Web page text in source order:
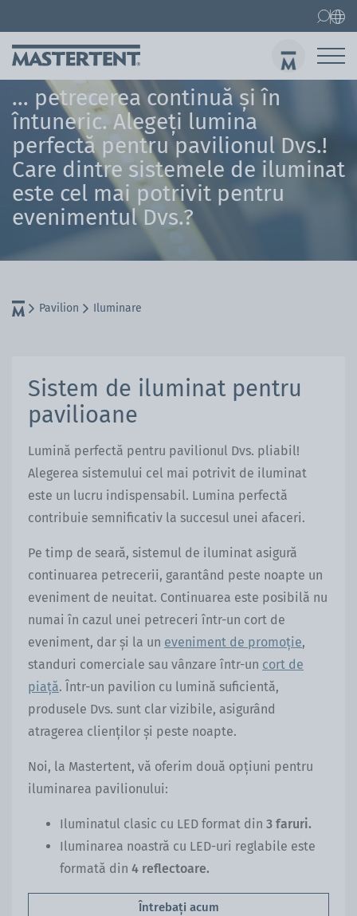
… petrecerea continuă și în
întuneric. Alegeți lumina
perfectă pentru pavilionul Dvs.!
Care dintre sistemele de iluminat
este cel mai potrivit pentru
evenimentul Dvs.?
Pavilion Iluminare
Sistem de iluminat pentru
pavilioane
Lumină perfectă pentru pavilionul Dvs. pliabil!
Alegerea sistemului cel mai potrivit de iluminat
este un lucru indispensabil. Lumina perfectă
contribuie semnificativ la succesul unei afaceri.
Pe timp de seară, sistemul de iluminat asigură
continuarea petrecerii, garantând peste noapte un
eveniment de neuitat. Continuarea este posibilă nu
numai în cazul unei petreceri într-un cort de
eveniment, dar și la un eveniment de promoție,
standuri comerciale sau vânzare într-un cort de
piață. Într-un pavilion cu lumină suficientă,
produsele Dvs. sunt clar vizibile, asigurând
atragerea clienților și peste noapte.
Noi, la Mastertent, vă oferim două opțiuni pentru
iluminarea pavilionului:
Iluminatul clasic cu LED format din 3 faruri.
Iluminarea noastră cu LED-uri reglabile este
formată din 4 reflectoare.
Întrebați acum
Contact
Întrebări frecvente
Pavilion
Pavilion 3 x 3 m
Garnituri de berărie